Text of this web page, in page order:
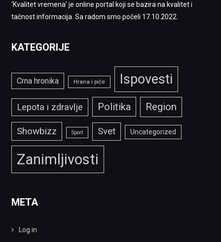
‘Kvalitet vremena’ je online portal koji se bazira na kvalitet i
tačnost informacija. Sa radom smo počeli 17.10.2022.
KATEGORIJE
Crna hronika Hrana i piće Ispovesti
Lepota i zdravlje Politika Region
Showbizz Sport Svet Uncategorized
Zanimljivosti
META
Log in